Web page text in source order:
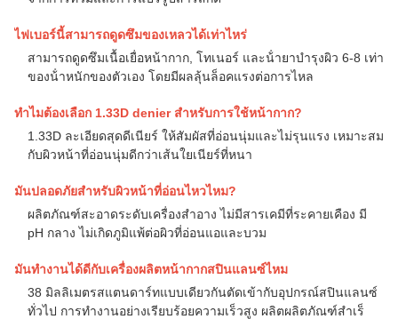
ไฟเบอร์นี้สามารถดูดซึมของเหลวได้เท่าไหร่
สามารถดูดซึมเนื้อเยื่อหน้ากาก, โทเนอร์ และน้ํายาบํารุงผิว 6-8 เท่า
ของน้ําหนักของตัวเอง โดยมีผลลุ้นล็อคแรงต่อการไหล
ทําไมต้องเลือก 1.33D denier สําหรับการใช้หน้ากาก?
1.33D ละเอียดสุดดีเนียร์ ให้สัมผัสที่อ่อนนุ่มและไม่รุนแรง เหมาะสม
กับผิวหน้าที่อ่อนนุ่มดีกว่าเส้นใยเนียร์ที่หนา
มันปลอดภัยสําหรับผิวหน้าที่อ่อนไหวไหม?
ผลิตภัณฑ์สะอาดระดับเครื่องสําอาง ไม่มีสารเคมีที่ระคายเคือง มี
pH กลาง ไม่เกิดภูมิแพ้ต่อผิวที่อ่อนแอและบวม
มันทํางานได้ดีกับเครื่องผลิตหน้ากากสปินแลนซ์ไหม
38 มิลลิเมตรสแตนดาร์ทแบบเดียวกันตัดเข้ากับอุปกรณ์สปินแลนซ์
ทั่วไป การทํางานอย่างเรียบร้อยความเร็วสูง ผลิตผลิตภัณฑ์สําเร็